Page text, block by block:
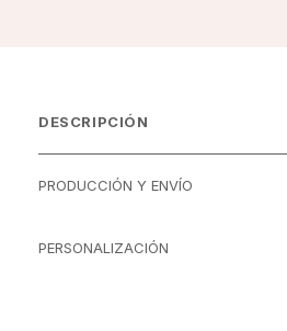
DESCRIPCIÓN
PRODUCCIÓN Y ENVÍO
PERSONALIZACIÓN